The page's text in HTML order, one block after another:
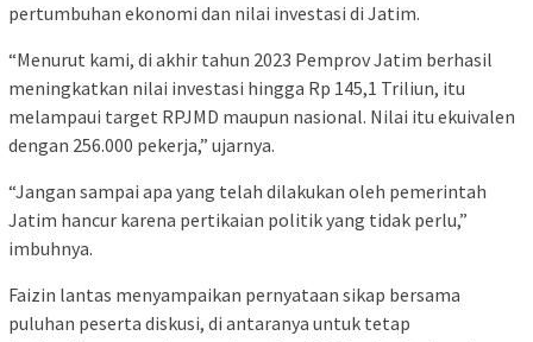
pertumbuhan ekonomi dan nilai investasi di Jatim.
“Menurut kami, di akhir tahun 2023 Pemprov Jatim berhasil
meningkatkan nilai investasi hingga Rp 145,1 Triliun, itu
melampaui target RPJMD maupun nasional. Nilai itu ekuivalen
dengan 256.000 pekerja,” ujarnya.
“Jangan sampai apa yang telah dilakukan oleh pemerintah
Jatim hancur karena pertikaian politik yang tidak perlu,”
imbuhnya.
Faizin lantas menyampaikan pernyataan sikap bersama
puluhan peserta diskusi, di antaranya untuk tetap